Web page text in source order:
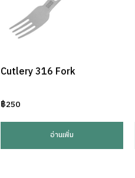
Cutlery 316 Fork
฿250
อ่านเพิ่ม